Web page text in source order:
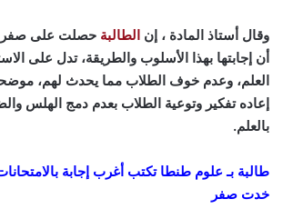
وقال أستاذ المادة ، إن الطالبة حصلت على صفر
أن إجابتها بهذا الأسلوب والطريقة، تدل على
العلم، وعدم خوف الطلاب مما يحدث لهم، موضحا
إعاده تفكير وتوعية الطلاب بعدم دمج الهلس
بالعلم.
طالبة بـ علوم طنطا تكتب أغرب إجابة
خدت صفر